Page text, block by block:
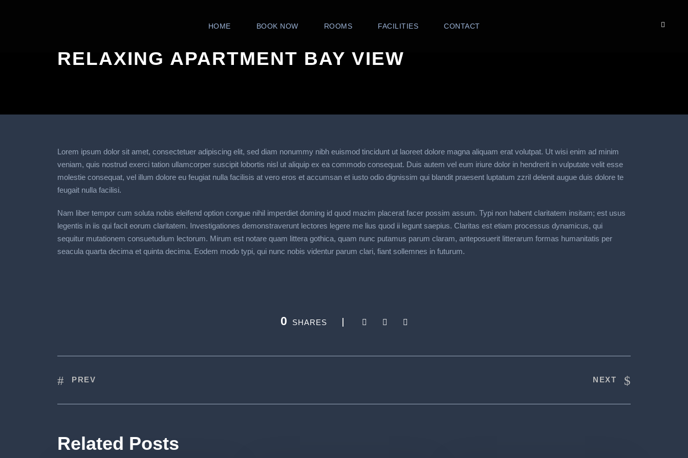
HOME BOOK NOW ROOMS FACILITIES CONTACT
RELAXING APARTMENT BAY VIEW
Lorem ipsum dolor sit amet, consectetuer adipiscing elit, sed diam nonummy nibh euismod tincidunt ut laoreet dolore magna aliquam erat volutpat. Ut wisi enim ad minim
veniam, quis nostrud exerci tation ullamcorper suscipit lobortis nisl ut aliquip ex ea commodo consequat. Duis autem vel eum iriure dolor in hendrerit in vulputate velit esse
molestie consequat, vel illum dolore eu feugiat nulla facilisis at vero eros et accumsan et iusto odio dignissim qui blandit praesent luptatum zzril delenit augue duis dolore te
feugait nulla facilisi.
Nam liber tempor cum soluta nobis eleifend option congue nihil imperdiet doming id quod mazim placerat facer possim assum. Typi non habent claritatem insitam; est usus
legentis in iis qui facit eorum claritatem. Investigationes demonstraverunt lectores legere me lius quod ii legunt saepius. Claritas est etiam processus dynamicus, qui
sequitur mutationem consuetudium lectorum. Mirum est notare quam littera gothica, quam nunc putamus parum claram, anteposuerit litterarum formas humanitatis per
seacula quarta decima et quinta decima. Eodem modo typi, qui nunc nobis videntur parum clari, fiant sollemnes in futurum.
0 SHARES
PREV NEXT
Related Posts